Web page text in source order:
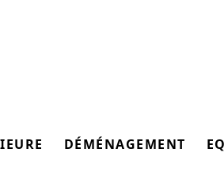
DÉMÉNAGEMENT